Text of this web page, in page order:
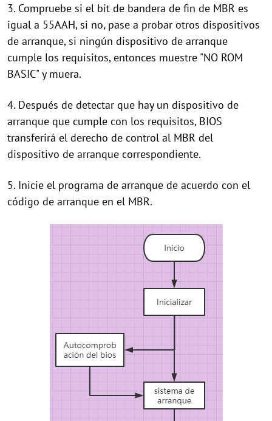
3. Compruebe si el bit de bandera de fin de MBR es
igual a 55AAH, si no, pase a probar otros dispositivos
de arranque, si ningún dispositivo de arranque
cumple los requisitos, entonces muestre "NO ROM
BASIC" y muera.
4. Después de detectar que hay un dispositivo de
arranque que cumple con los requisitos, BIOS
transferirá el derecho de control al MBR del
dispositivo de arranque correspondiente.
5. Inicie el programa de arranque de acuerdo con el
código de arranque en el MBR.